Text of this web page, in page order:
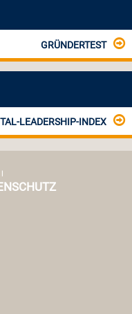
GRÜNDERTEST
LEADERSHIP-INDEX
|